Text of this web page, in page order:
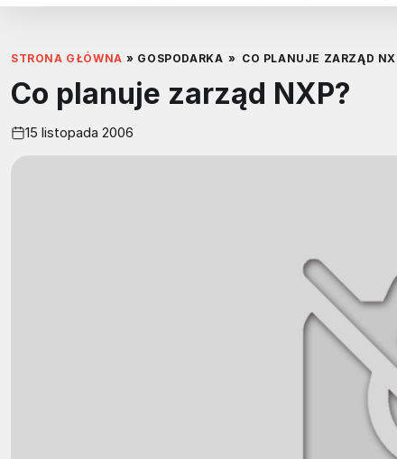
STRONA GŁÓWNA » GOSPODARKA » CO PLANUJE ZARZĄD
Co planuje zarząd NXP?
15 listopada 2006